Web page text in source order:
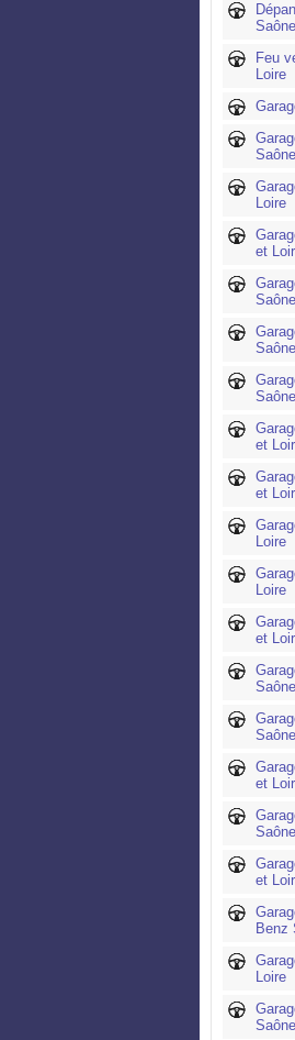
Feu
Loire
Loire
et
et
et
Loire
Loire
et
et
et
Benz
Loire